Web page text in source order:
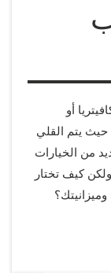
أو
يتم القلي
من الخيارات
كيف تختار